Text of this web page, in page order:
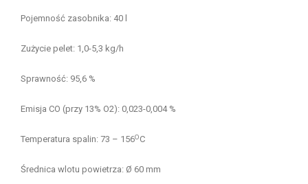
Pojemność zasobnika: 40 l
Zużycie pelet: 1,0-5,3 kg/h
Sprawność: 95,6 %
Emisja CO (przy 13% O2): 0,023-0,004 %
Temperatura spalin: 73 – 156OC
Średnica wlotu powietrza: Ø 60 mm